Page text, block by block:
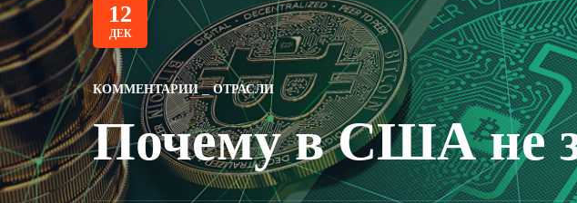
12
ДЕК
КОММЕНТАРИИ ОТРАСЛИ
Почему в США не